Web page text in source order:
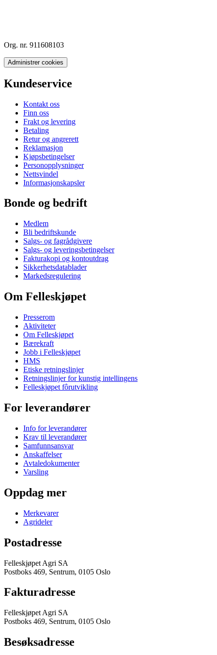
Org. nr. 911608103
Administrer cookies
Kundeservice
Kontakt oss
Finn oss
Frakt og levering
Betaling
Retur og angrerett
Reklamasjon
Kjøpsbetingelser
Personopplysninger
Nettsvindel
Informasjonskapsler
Bonde og bedrift
Medlem
Bli bedriftskunde
Salgs- og fagrådgivere
Salgs- og leveringsbetingelser
Fakturakopi og kontoutdrag
Sikkerhetsdatablader
Markedsregulering
Om Felleskjøpet
Presserom
Aktiviteter
Om Felleskjøpet
Bærekraft
Jobb i Felleskjøpet
HMS
Etiske retningslinjer
Retningslinjer for kunstig intellingens
Felleskjøpet fôrutvikling
For leverandører
Info for leverandører
Krav til leverandører
Samfunnsansvar
Anskaffelser
Avtaledokumenter
Varsling
Oppdag mer
Merkevarer
Agrideler
Postadresse
Felleskjøpet Agri SA
Postboks 469, Sentrum, 0105 Oslo
Fakturadresse
Felleskjøpet Agri SA
Postboks 469, Sentrum, 0105 Oslo
Besøksadresse